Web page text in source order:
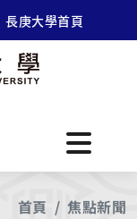
長庚大學首頁
首頁 焦點新聞